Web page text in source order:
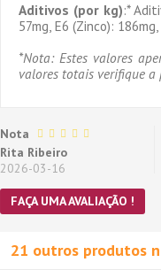
Aditivos (por kg):*
57mg, E6 (Zinco):
*Nota: Estes valores
valores totais verifique
Nota
Rita Ribeiro
2026-03-16
FAÇA UMA AVALIAÇÃO !
21 outros produtos